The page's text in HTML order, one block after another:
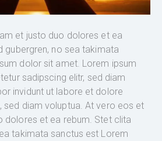
et justo duo dolores et ea
gubergren, no sea takimata
dolor sit amet. Lorem ipsum
sadipscing elitr, sed diam
invidunt ut labore et dolore
sed diam voluptua. At vero eos et
dolores et ea rebum. Stet clita
takimata sanctus est Lorem